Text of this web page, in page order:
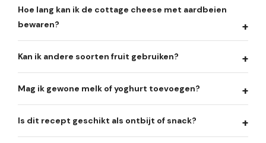
Hoe lang kan ik de cottage cheese met aardbeien
bewaren?
Kan ik andere soorten fruit gebruiken?
Mag ik gewone melk of yoghurt toevoegen?
Is dit recept geschikt als ontbijt of snack?